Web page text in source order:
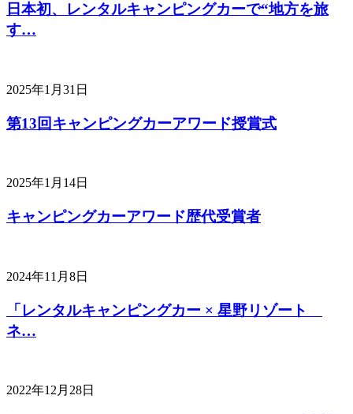
日本初、レンタルキャンピングカーで“地方を旅
す…
2025年1月31日
第13回キャンピングカーアワード授賞式
2025年1月14日
キャンピングカーアワード歴代受賞者
2024年11月8日
「レンタルキャンピングカー × 星野リゾート
ネ…
2022年12月28日